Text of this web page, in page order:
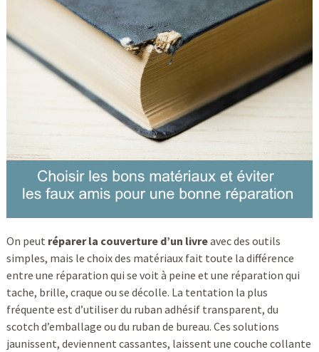
On peut réparer la couverture d’un livreavec des outils
simples, mais le choix des matériaux fait toute la différence
entre une réparation qui se voit à peine et une réparation qui
tache, brille, craque ou se décolle. La tentation la plus
fréquente est d’utiliser du ruban adhésif transparent, du
scotch d’emballage ou du ruban de bureau. Ces solutions
jaunissent, deviennent cassantes, laissent une couche collante